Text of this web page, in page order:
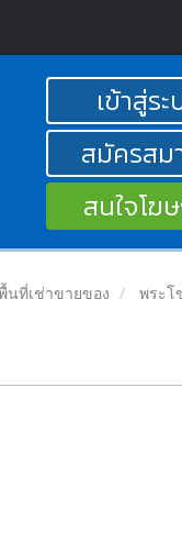
เข้าสู่ร
สมัครสม
สนใจโฆ
นที่เช่าขายของ
พระโ